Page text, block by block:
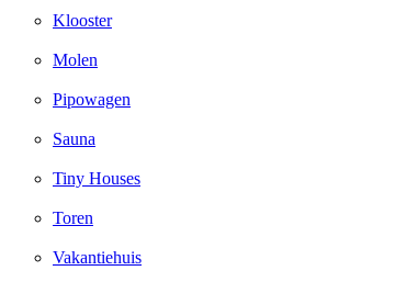
Klooster
Molen
Pipowagen
Sauna
Tiny Houses
Toren
Vakantiehuis